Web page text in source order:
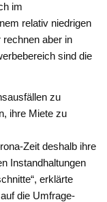
im
relativ niedrigen
aber in
sind die
zu
ihre Miete zu
Zeit deshalb ihre
Instandhaltungen
erklärte
die Umfrage-